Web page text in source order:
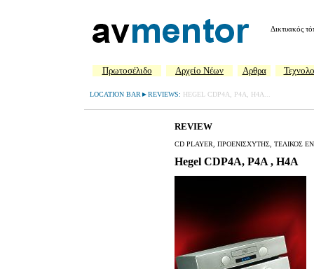
Δικτυακός
Πρωτοσέλιδο Aρχείο Νέων Αρθρα
LOCATION BAR►REVIEWS: HEGEL CDP4A, P4A, H4A...
REVIEW
CD PLAYER, ΠΡΟΕΝΙΣΧΥΤΗΣ, ΤΕΛΙΚΟΣ
Hegel CDP4A, P4A , H4A